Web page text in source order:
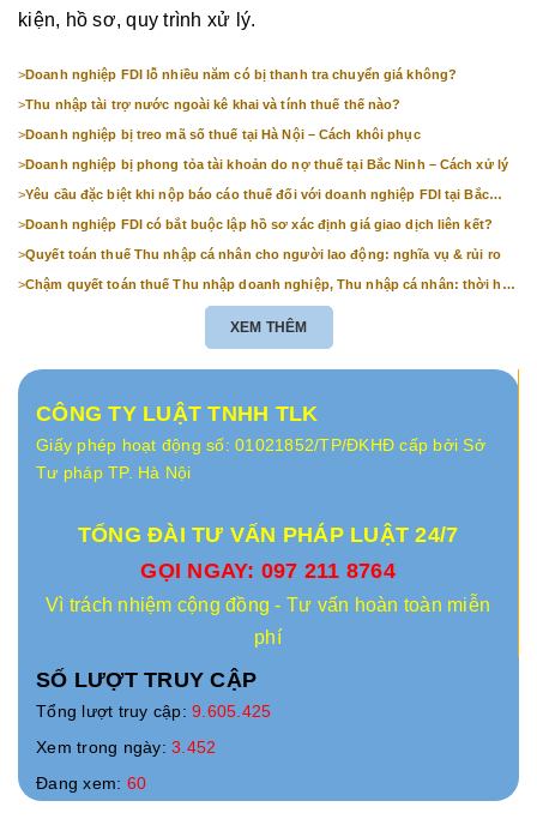
kiện, hồ sơ, quy trình xử lý.
>Doanh nghiệp FDI lỗ nhiều năm có bị thanh tra chuyển giá không?
>Thu nhập tài trợ nước ngoài kê khai và tính thuế thế nào?
>Doanh nghiệp bị treo mã số thuế tại Hà Nội – Cách khôi phục
>Doanh nghiệp bị phong tỏa tài khoản do nợ thuế tại Bắc Ninh – Cách xử lý
>Yêu cầu đặc biệt khi nộp báo cáo thuế đối với doanh nghiệp FDI tại Bắc
>Doanh nghiệp FDI có bắt buộc lập hồ sơ xác định giá giao dịch liên kết?
>Quyết toán thuế Thu nhập cá nhân cho người lao động: nghĩa vụ & rủi ro
>Chậm quyết toán thuế Thu nhập doanh nghiệp, Thu nhập cá nhân: thời hạn
XEM THÊM
CÔNG TY LUẬT TNHH TLK
Giấy phép hoạt động số: 01021852/TP/ĐKHĐ cấp bởi Sở
Tư pháp TP. Hà Nội
TỔNG ĐÀI TƯ VẤN PHÁP LUẬT 24/7
GỌI NGAY: 097 211 8764
Vì trách nhiệm cộng đồng - Tư vấn hoàn toàn miễn
phí
SỐ LƯỢT TRUY CẬP
Tổng lượt truy cập: 9.605.425
Xem trong ngày: 3.452
Đang xem: 60